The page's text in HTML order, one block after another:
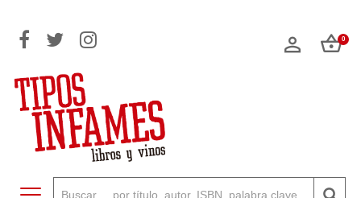
0
Toggle navigation